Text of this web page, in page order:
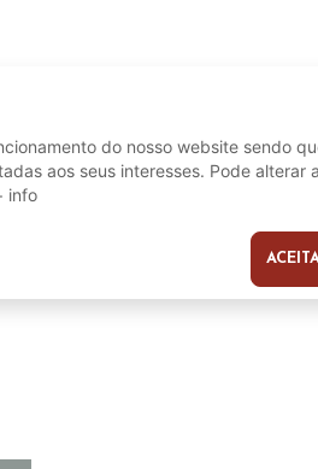
do nosso website sendo
aos seus interesses. Pode alterar
info